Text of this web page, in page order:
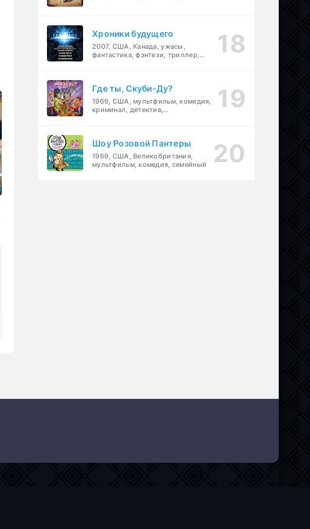
Хроники будущего
2007, США, Канада, ужасы,
фантастика, фэнтези, триллер,
Где ты, Скуби-Ду?
1969, США, мультфильм, комедия,
криминал, детектив,
Шоу Розовой Пантеры
1969, США, Великобритания,
мультфильм, комедия, семейный